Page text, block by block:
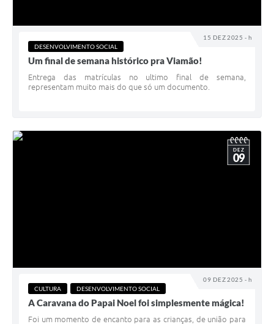
15 DEZ 2025 - h
DESENVOLVIMENTO SOCIAL
Um final de semana histórico pra Viamão!
Entrega das matrículas no ultimo final de semana,
representam muito mais do que só um documento.
09 DEZ 2025 - h
DEZ
09
CULTURA DESENVOLVIMENTO SOCIAL
A Caravana do Papai Noel foi simplesmente mágica!
Foi um momento de encanto para as crianças, de união para